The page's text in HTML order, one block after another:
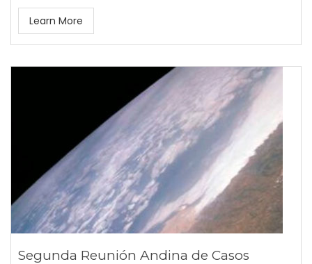
Learn More
Segunda Reunión Andina de Casos